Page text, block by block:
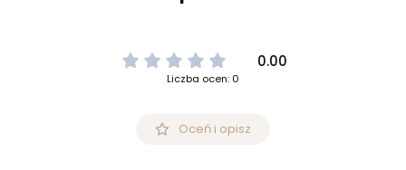
0.00
Liczba ocen: 0
Oceń i opisz